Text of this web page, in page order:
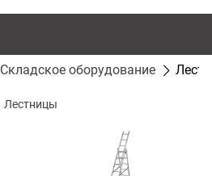
Складское оборудование
Лестницы